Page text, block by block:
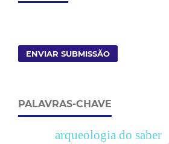
ENVIAR SUBMISSÃO
PALAVRAS-CHAVE
arqueologia do saber